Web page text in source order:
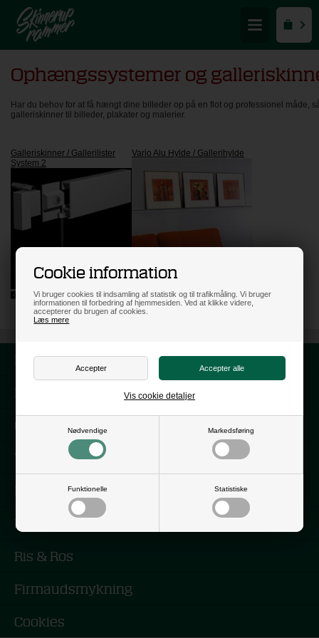
Cookie information
Vi bruger cookies til indsamling af statistik og til trafikmåling. Vi bruger
informationen til forbedring af hjemmesiden. Ved at klikke videre,
accepterer du brugen af cookies.
Læs mere
Nødvendige Markedsføring
Funktionelle Statistiske
Vis cookie detaljer
Ophængssystemer og
Har du behov for at få hængt dine billeder op på en flot og professionel
galleriskinner til billeder, plakater og malerier.
Galleriskinner / Gallerilister
System 2
Vario Alu Hylde / Gallerihylde
Forside
Nyhedsbrev
Om os
Vilkår
Kontakt
Kørselsvejledning
Ris & Ros
Firmaudsmykning
Cookies